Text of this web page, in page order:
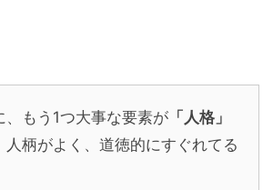
、もう1つ大事な要素が 「人格」
人柄がよく、道徳的にすぐれてる